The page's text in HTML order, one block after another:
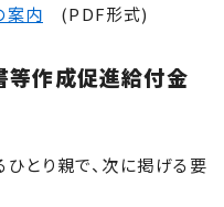
案内 (PDF形式)
等作成促進給付金
とり親で、次に掲げる要